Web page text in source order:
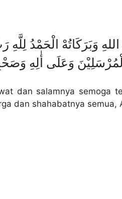
وَبَرَكَاتُهْ الْحَمْدُ
وَعَلَى أٰلِهِ
dan salamnya semoga
dan shahabatnya semua,